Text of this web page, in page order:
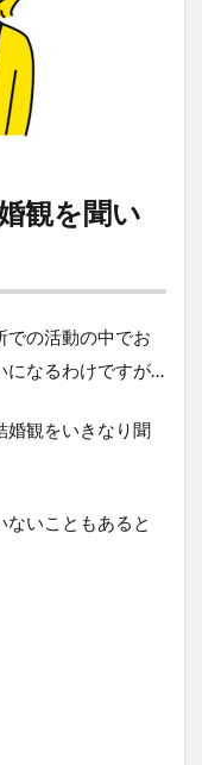
観を聞い
での活動の中でお
になるわけですが…
婚観をいきなり聞
いこともあると